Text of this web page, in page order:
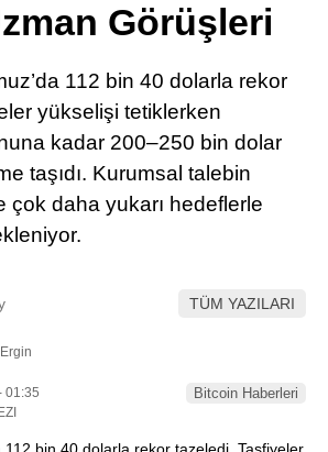
Pinterest
LinkedIn
Telegram
Görüşleri
112 bin 40 dolarla rekor
yükselişi tetiklerken
kadar 200–250 bin dolar
taşıdı. Kurumsal talebin
çok daha yukarı hedeflerle
TÜM YAZILARI
01:35
Bitcoin Haberleri